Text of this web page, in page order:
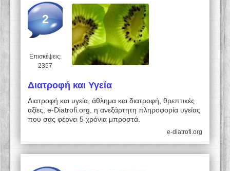
2
Επισκέψεις:
2357
Διατροφή και Υγεία
Διατροφή και υγεία, άθλημα και διατροφή, θρεπτικές
αξίες, e-Diatrofi.org, η ανεξάρτητη πληροφορία υγείας
που σας φέρνει 5 χρόνια μπροστά.
e-diatrofi.org